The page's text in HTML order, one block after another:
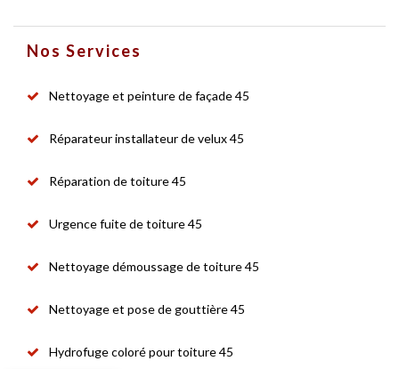
Nos Services
Nettoyage et peinture de façade 45
Réparateur installateur de velux 45
Réparation de toiture 45
Urgence fuite de toiture 45
Nettoyage démoussage de toiture 45
Nettoyage et pose de gouttière 45
Hydrofuge coloré pour toiture 45